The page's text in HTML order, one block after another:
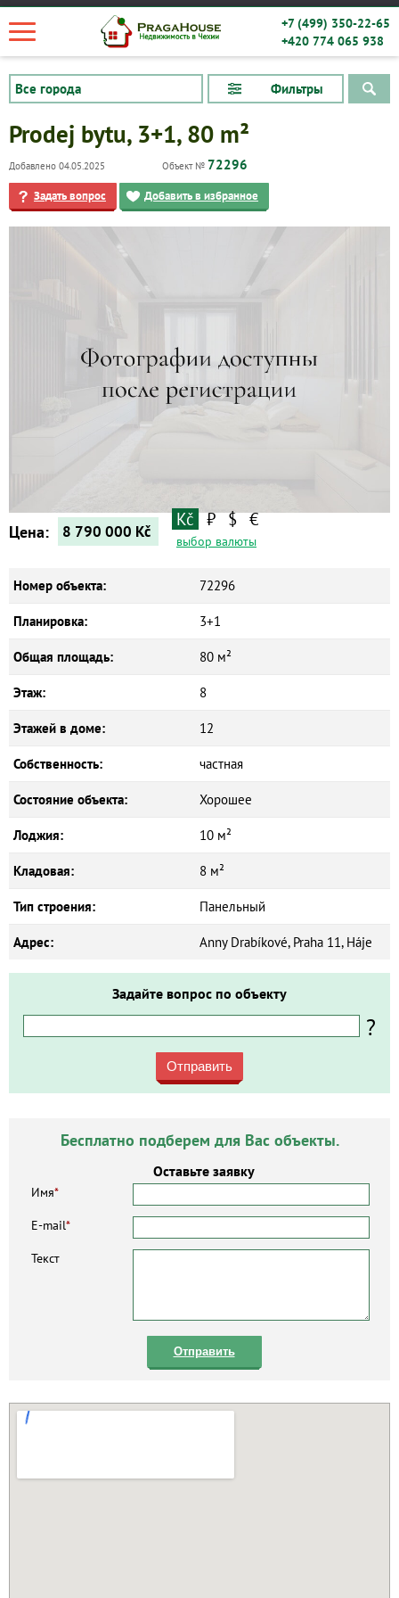
+7 (499) 350-22-65
+420 774 065 938
Фильтры
Prodej bytu, 3+1, 80 m²
Добавлено 04.05.2025 Объект № 72296
Задать вопрос Добавить в избранное
Цена: 8 790 000 Kč
Kč ₽ $ €
выбор валюты
Номер объекта: 72296
Планировка: 3+1
Общая площадь: 80 м²
Этаж: 8
Этажей в доме: 12
Собственность: частная
Состояние объекта: Хорошее
Лоджия: 10 м²
Кладовая: 8 м²
Тип строения: Панельный
Адрес: Anny Drabíkové, Praha 11, Háje
Задайте вопрос по объекту
?
Отправить
Бесплатно подберем для Вас объекты.
Оставьте заявку
Имя*
E-mail*
Текст
Отправить